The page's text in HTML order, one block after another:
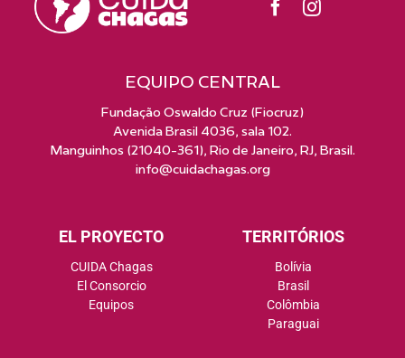
EQUIPO CENTRAL
Fundação Oswaldo Cruz (Fiocruz)
Avenida Brasil 4036, sala 102.
Manguinhos (21040-361), Rio de Janeiro, RJ, Brasil.
info@cuidachagas.org
EL PROYECTO
CUIDA Chagas
El Consorcio
Equipos
TERRITÓRIOS
Bolívia
Brasil
Colômbia
Paraguai